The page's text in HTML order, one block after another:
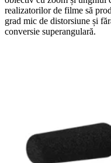
realizatorilor de filme să
grad mic de distorsiune și
conversie superangulară.